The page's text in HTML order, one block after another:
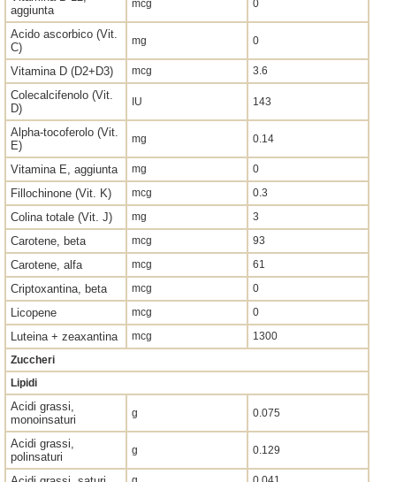
aggiunta
mcg 0
Acido ascorbico (Vit.
C)
mg 0
Vitamina D (D2+D3) mcg 3.6
Colecalcifenolo (Vit.
D)
IU 143
Alpha-tocoferolo (Vit.
E)
mg 0.14
Vitamina E, aggiunta mg 0
Fillochinone (Vit. K) mcg 0.3
Colina totale (Vit. J) mg 3
Carotene, beta mcg 93
Carotene, alfa mcg 61
Criptoxantina, beta mcg 0
Licopene mcg 0
Luteina + zeaxantina mcg
1300
Zuccheri
Lipidi
Acidi grassi,
monoinsaturi
g 0.075
Acidi grassi,
polinsaturi
g 0.129